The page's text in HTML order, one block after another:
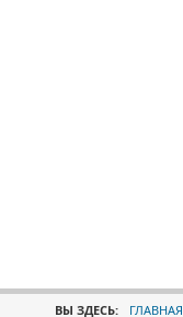
ВЫ ЗДЕСЬ: ГЛАВНАЯ